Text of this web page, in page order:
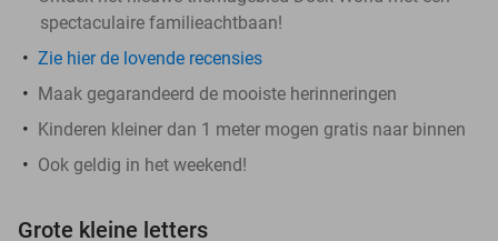
spectaculaire familieachtbaan!
Zie hier de lovende recensies
Maak gegarandeerd de mooiste herinneringen
Kinderen kleiner dan 1 meter mogen gratis naar binnen
Ook geldig in het weekend!
Grote kleine letters